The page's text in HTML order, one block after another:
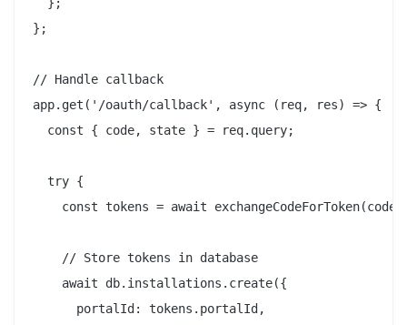
};
// Handle callback
app.get('/oauth/callback', async (req, res) => {
  const { code, state } = req.query;
  try {
const tokens = await
    // Store tokens in database
    await db.installations.create({
      portalId: tokens.portalId,